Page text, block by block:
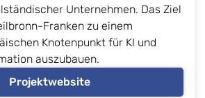
Unternehmen. Das Ziel
Franken zu einem
Knotenpunkt für KI und
auszubauen.
Projektwebsite